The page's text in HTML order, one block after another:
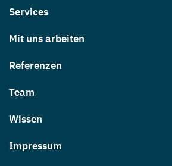
Services
Mit uns arbeiten
Referenzen
Team
Wissen
Impressum